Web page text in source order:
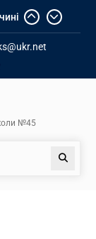
з
№45
Пошук